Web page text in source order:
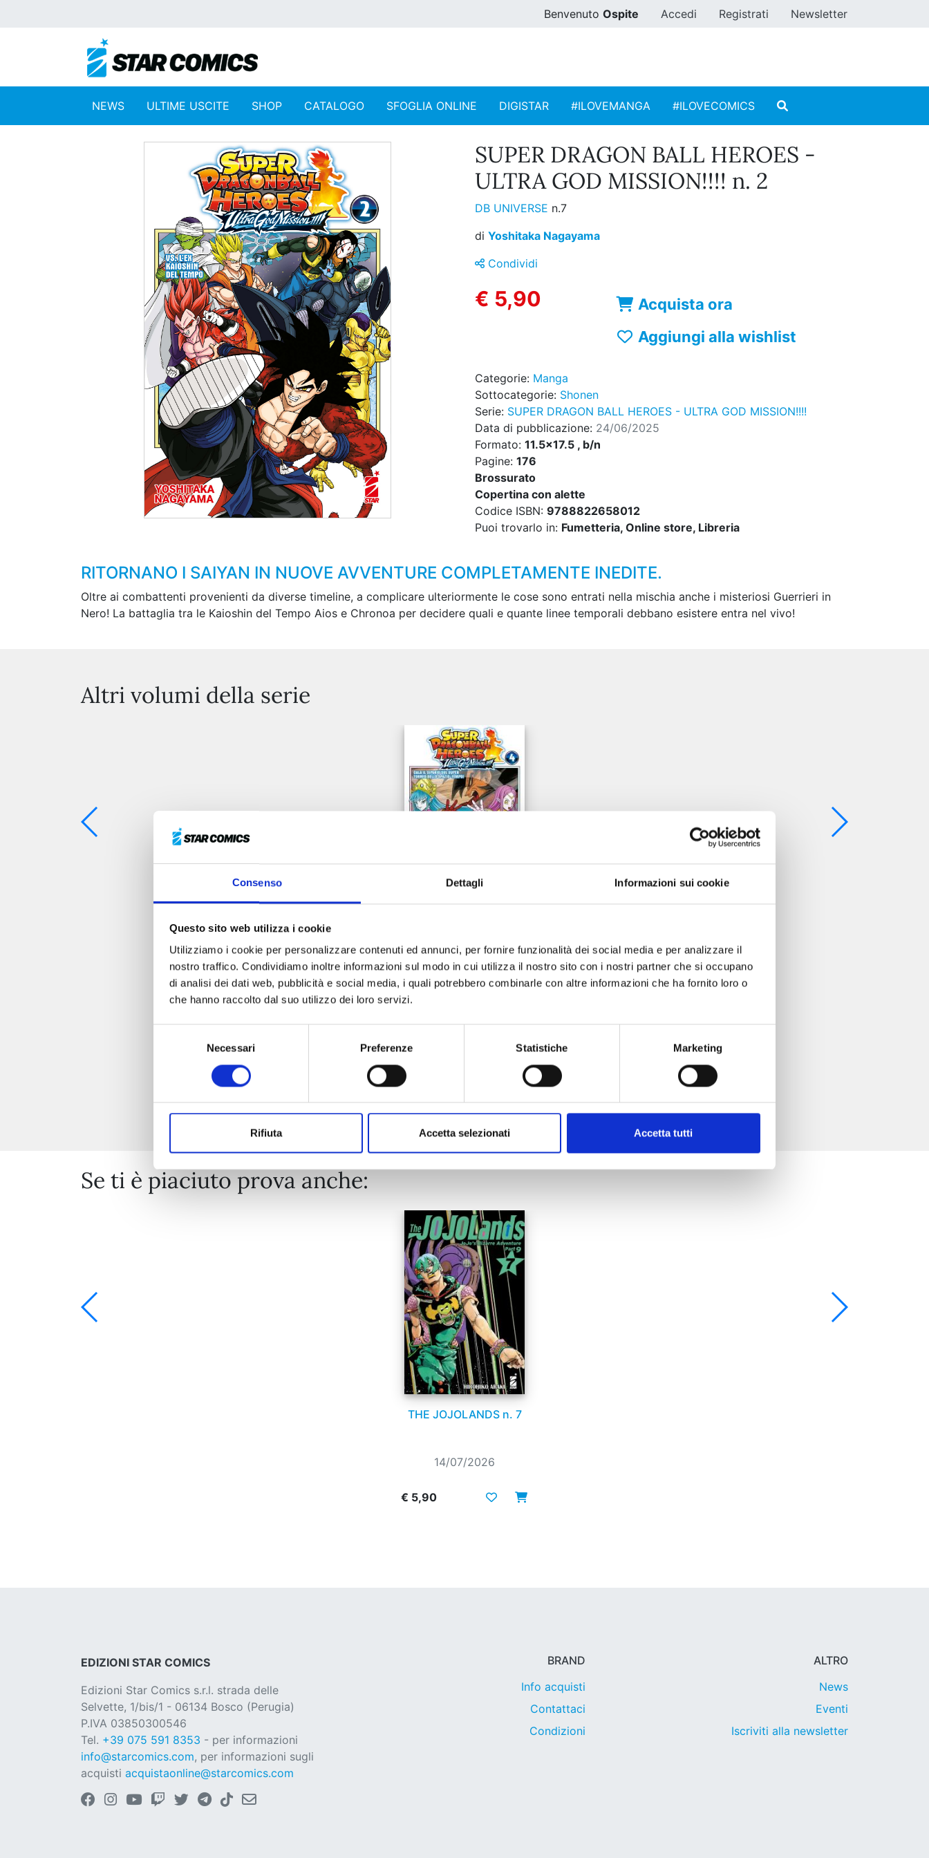
Consenso Dettagli Informazioni sui cookie
Questo sito web utilizza i cookie
Utilizziamo i cookie per personalizzare contenuti ed annunci, per fornire funzionalità dei social media e per analizzare il
nostro traffico. Condividiamo inoltre informazioni sul modo in cui utilizza il nostro sito con i nostri partner che si occupano
di analisi dei dati web, pubblicità e social media, i quali potrebbero combinarle con altre informazioni che ha fornito loro o
che hanno raccolto dal suo utilizzo dei loro servizi.
Necessari Preferenze Statistiche Marketing
Rifiuta Accetta selezionati Accetta tutti
Benvenuto Ospite Accedi Registrati Newsletter
NEWS ULTIME USCITE SHOP CATALOGO SFOGLIA ONLINE DIGISTAR #ILOVEMANGA #ILOVECOMICS
SUPER DRAGON BALL HEROES -
ULTRA GOD MISSION!!!! n. 2
DB UNIVERSE n.7
di Yoshitaka Nagayama
Condividi
€ 5,90
Acquista ora
Aggiungi alla wishlist
Categorie: Manga
Sottocategorie: Shonen
Serie: SUPER DRAGON BALL HEROES - ULTRA GOD MISSION!!!!
Data di pubblicazione: 24/06/2025
Formato: 11.5x17.5 , b/n
Pagine: 176
Brossurato
Copertina con alette
Codice ISBN: 9788822658012
Puoi trovarlo in: Fumetteria, Online store, Libreria
RITORNANO I SAIYAN IN NUOVE AVVENTURE COMPLETAMENTE INEDITE.
Oltre ai combattenti provenienti da diverse timeline, a complicare ulteriormente le cose sono entrati nella mischia anche i misteriosi Guerrieri in
Nero! La battaglia tra le Kaioshin del Tempo Aios e Chronoa per decidere quali e quante linee temporali debbano esistere entra nel vivo!
Altri volumi della serie
SUPER DRAGON BALL HEROES - ULTRA GOD MISSION!!!! n. 4
21/10/2025
Se ti è piaciuto prova anche:
THE JOJOLANDS n. 7
14/07/2026
€ 5,90
EDIZIONI STAR COMICS
Edizioni Star Comics s.r.l. strada delle
Selvette, 1/bis/1 - 06134 Bosco (Perugia)
P.IVA 03850300546
Tel. +39 075 591 8353 - per informazioni
info@starcomics.com, per informazioni sugli
acquisti acquistaonline@starcomics.com
BRAND
Info acquisti
Contattaci
Condizioni
ALTRO
News
Eventi
Iscriviti alla newsletter